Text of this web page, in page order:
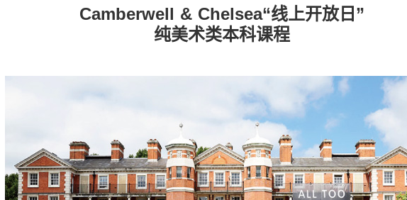
Camberwell & Chelsea“线上开放日”
纯美术类本科课程